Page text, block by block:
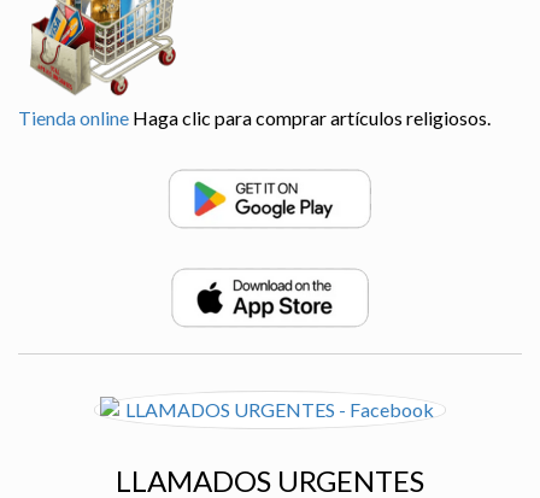
Tienda online Haga clic para comprar artículos religiosos.
LLAMADOS URGENTES